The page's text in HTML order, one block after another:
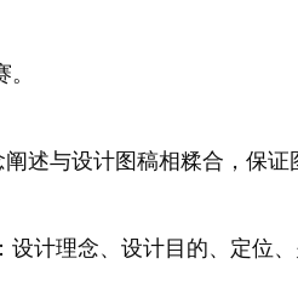
述与设计图稿相糅合，保证
计理念、设计目的、定位